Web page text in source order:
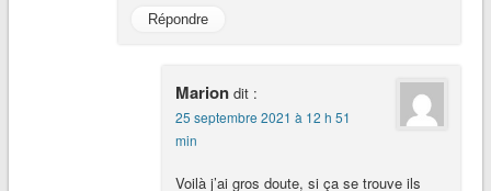
Répondre
Marion dit :
25 septembre 2021 à 12 h 51
min
Voilà j’ai gros doute, si ça se trouve ils